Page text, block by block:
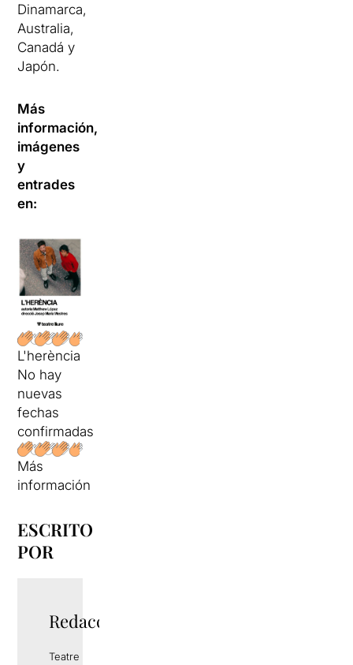
Dinamarca,
Australia,
Canadá y
Japón.
Más
información,
imágenes
y
entrades
en:
L'herència
No hay
nuevas
fechas
confirmadas
Más
información
ESCRITO
POR
Redacció
Teatre